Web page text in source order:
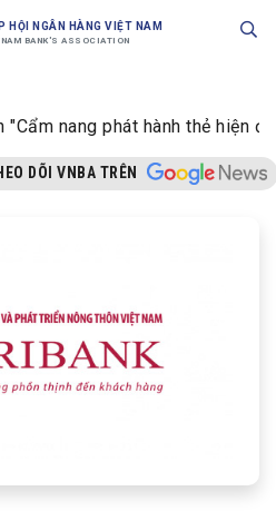
HỘI NGÂN HÀNG VIỆT NAM
BANK'S ASSOCIATION
nang phát hành thẻ hiện đại
DÕI VNBA TRÊN